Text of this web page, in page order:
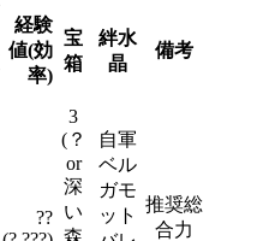
経験
値(効
率)
宝
箱
絆水
晶
備考
??
3
(？
or
深
い
森
自軍
ベル
ガモ
ット
推奨総
合力